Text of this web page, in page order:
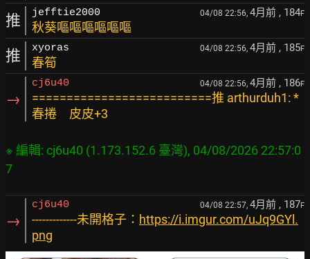
推 jefftie2000 04/08 22:56, 4月前 , 184F
秋葵嘔嘔嘔嘔嘔嘔
推 xyoras 04/08 22:56, 4月前 , 185F
春筍
→
cj6u40 04/08 22:56, 4月前 , 186F
==========================推 arthurduh1: *
春捲 皮皮+3
※ 編輯: cj6u40 (1.173.152.6 臺灣), 04/08/2026 22:57:0
→
cj6u40 04/08 22:57, 4月前 , 187F
-------------未開格子： https://i.imgur.com/uJq9GYl.
png